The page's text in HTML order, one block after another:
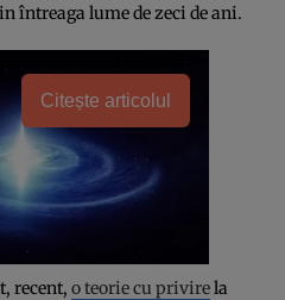
întreaga lume de zeci de ani.
Citește articolul
recent, o teorie cu privirela